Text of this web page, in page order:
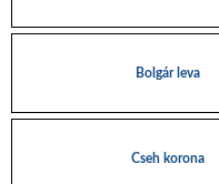
Bolgár leva
Cseh korona